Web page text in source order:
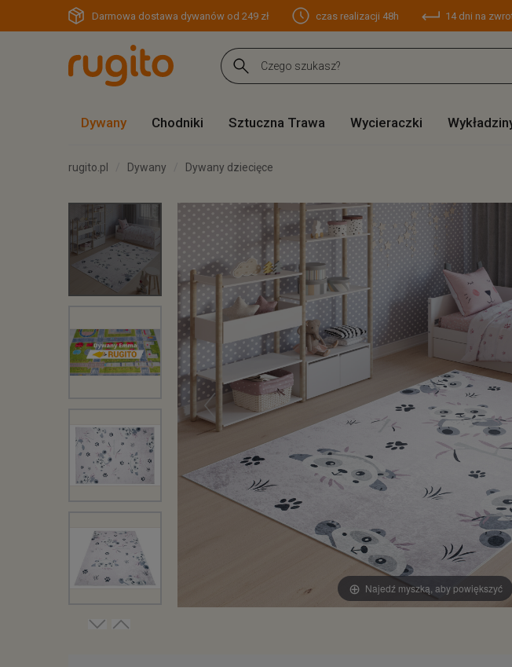
Darmowa dostawa dywanów od 249 zł czas realizacji 48h 14 dni na
Dywany Chodniki Sztuczna Trawa Wycieraczki
rugito.pl Dywany Dywany dziecięce
Najedź myszką, aby powiększyć